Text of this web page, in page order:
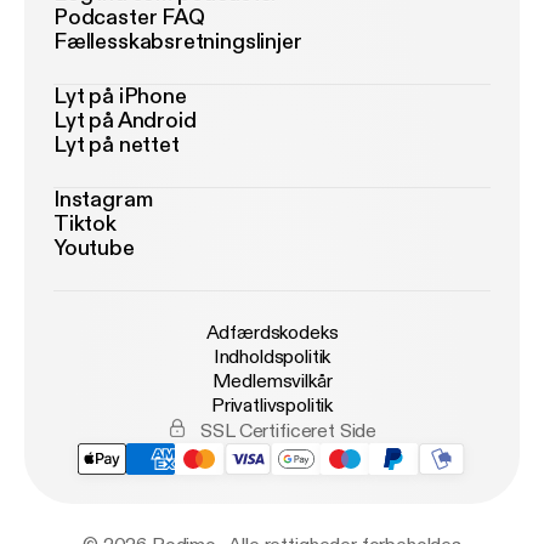
Podcaster FAQ
Fællesskabsretningslinjer
Lyt på iPhone
Lyt på Android
Lyt på nettet
Instagram
Tiktok
Youtube
Adfærdskodeks
Indholdspolitik
Medlemsvilkår
Privatlivspolitik
SSL Certificeret Side